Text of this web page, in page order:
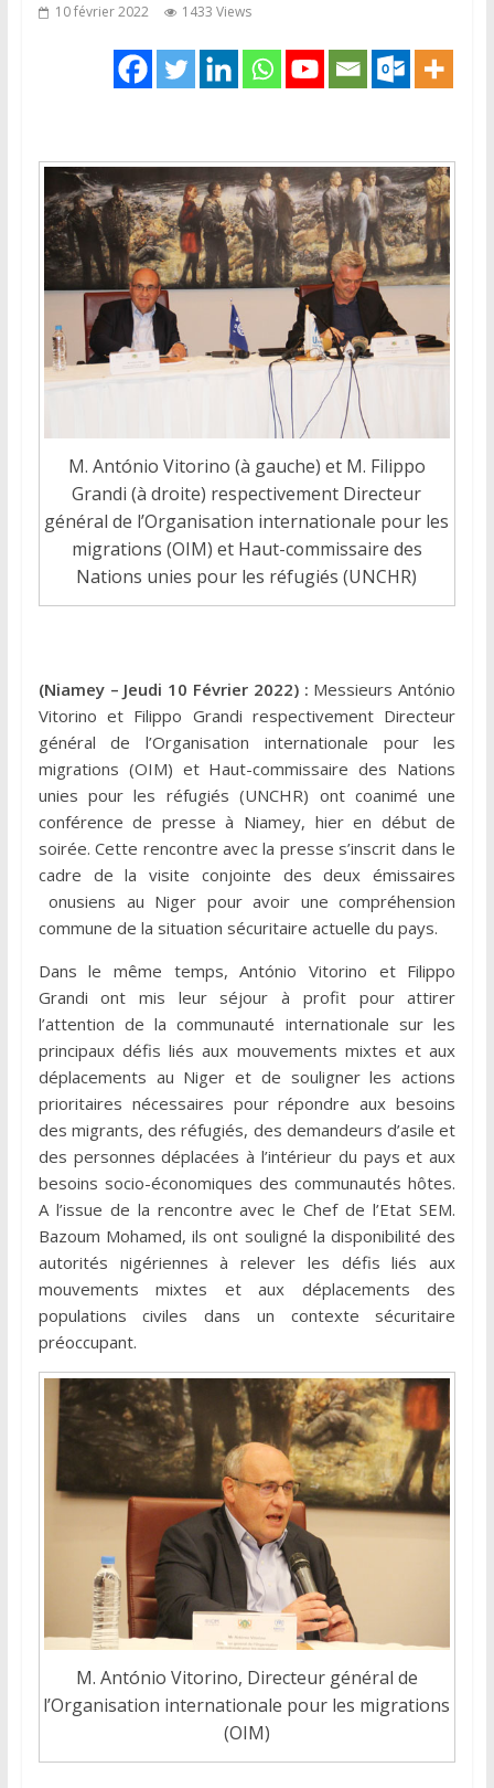
10 février 2022 1433 Views
M. António Vitorino (à gauche) et M. Filippo
Grandi (à droite) respectivement Directeur
général de l’Organisation internationale pour les
migrations (OIM) et Haut-commissaire des
Nations unies pour les réfugiés (UNCHR)
(Niamey – Jeudi 10 Février 2022) : Messieurs António
Vitorino et Filippo Grandi respectivement Directeur
général de l’Organisation internationale pour les
migrations (OIM) et Haut-commissaire des Nations
unies pour les réfugiés (UNCHR) ont coanimé une
conférence de presse à Niamey, hier en début de
soirée. Cette rencontre avec la presse s’inscrit dans le
cadre de la visite conjointe des deux émissaires
onusiens au Niger pour avoir une compréhension
commune de la situation sécuritaire actuelle du pays.
Dans le même temps, António Vitorino et Filippo
Grandi ont mis leur séjour à profit pour attirer
l’attention de la communauté internationale sur les
principaux défis liés aux mouvements mixtes et aux
déplacements au Niger et de souligner les actions
prioritaires nécessaires pour répondre aux besoins
des migrants, des réfugiés, des demandeurs d’asile et
des personnes déplacées à l’intérieur du pays et aux
besoins socio-économiques des communautés hôtes.
A l’issue de la rencontre avec le Chef de l’Etat SEM.
Bazoum Mohamed, ils ont souligné la disponibilité des
autorités nigériennes à relever les défis liés aux
mouvements mixtes et aux déplacements des
populations civiles dans un contexte sécuritaire
préoccupant.
M. António Vitorino, Directeur général de
l’Organisation internationale pour les migrations
(OIM)